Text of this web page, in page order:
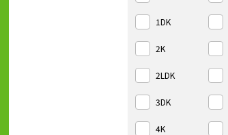
1DK
2K
2LDK
3DK
4K